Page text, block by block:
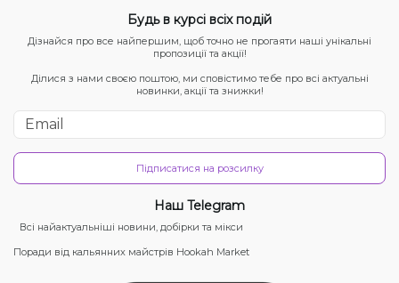
Будь в курсі всіх подій
Дізнайся про все найпершим, щоб точно не прогаяти наші унікальні
пропозиції та акції!
Ділися з нами своєю поштою, ми сповістимо тебе про всі актуальні
новинки, акції та знижки!
Підписатися на розсилку
Наш Telegram
Всі найактуальніші новини, добірки та мікси
Поради від кальянних майстрів Hookah Market